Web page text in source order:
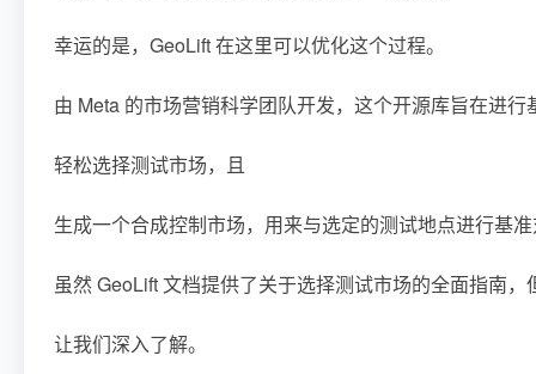
幸运的是，GeoLift 在这里可以优化这个过程。
由 Meta 的市场营销科学团队开发，这个开源库旨在进
轻松选择测试市场，且
生成一个合成控制市场，用来与选定的测试地点进行基
虽然 GeoLift 文档提供了关于选择测试市场的全面指南，
让我们深入了解。